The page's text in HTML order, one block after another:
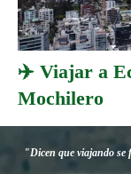
✈️ Viajar a
Mochilero
"Dicen que viajando se